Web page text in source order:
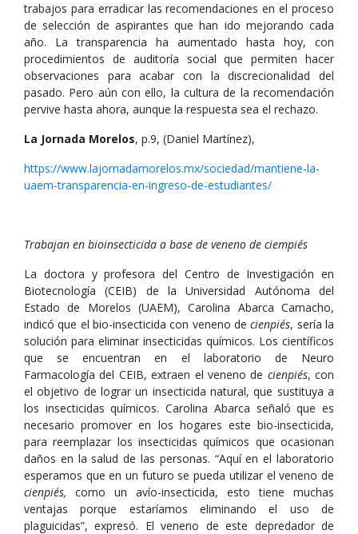
trabajos para erradicar las recomendaciones en el proceso
de selección de aspirantes que han ido mejorando cada
año. La transparencia ha aumentado hasta hoy, con
procedimientos de auditoría social que permiten hacer
observaciones para acabar con la discrecionalidad del
pasado. Pero aún con ello, la cultura de la recomendación
pervive hasta ahora, aunque la respuesta sea el rechazo.
La Jornada Morelos, p.9, (Daniel Martínez),
https://www.lajornadamorelos.mx/sociedad/mantiene-la-
uaem-transparencia-en-ingreso-de-estudiantes/
Trabajan en bioinsecticida a base de veneno de ciempiés
La doctora y profesora del Centro de Investigación en
Biotecnología (CEIB) de la Universidad Autónoma del
Estado de Morelos (UAEM), Carolina Abarca Camacho,
indicó que el bio-insecticida con veneno decienpiés, sería la
solución para eliminar insecticidas químicos. Los científicos
que se encuentran en el laboratorio de Neuro
Farmacología del CEIB, extraen el veneno de cienpiés, con
el objetivo de lograr un insecticida natural, que sustituya a
los insecticidas químicos. Carolina Abarca señaló que es
necesario promover en los hogares este bio-insecticida,
para reemplazar los insecticidas químicos que ocasionan
daños en la salud de las personas. “Aquí en el laboratorio
esperamos que en un futuro se pueda utilizar el veneno de
cienpiés, como un avío-insecticida, esto tiene muchas
ventajas porque estaríamos eliminando el uso de
plaguicidas”, expresó. El veneno de este depredador de